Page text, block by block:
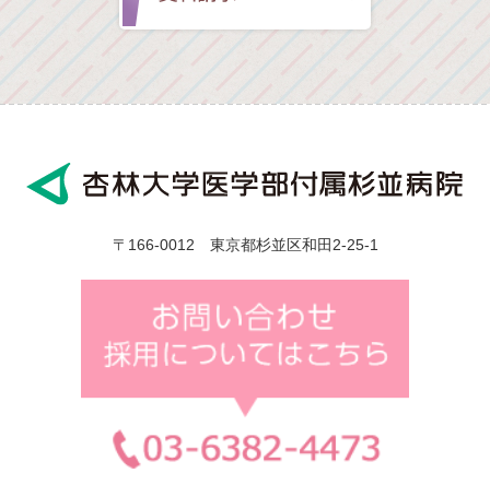
〒166-0012 東京都杉並区和田2-25-1